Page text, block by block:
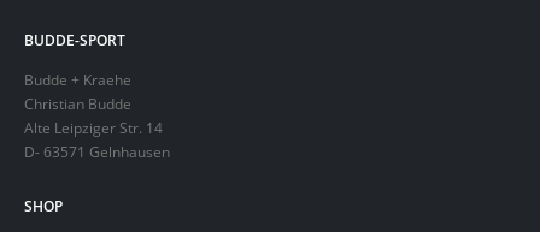
BUDDE-SPORT
Budde + Kraehe
Christian Budde
Alte Leipziger Str. 14
D- 63571 Gelnhausen
SHOP